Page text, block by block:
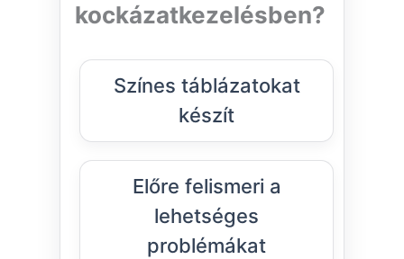
kockázatkezelésben?
Színes táblázatokat
készít
Előre felismeri a
lehetséges
problémákat